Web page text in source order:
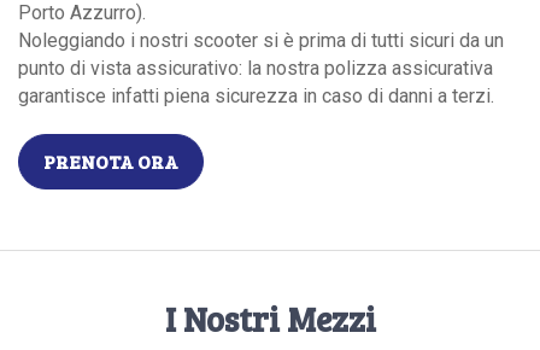
Porto Azzurro).
Noleggiando i nostri scooter si è prima di tutti sicuri da un
punto di vista assicurativo: la nostra polizza assicurativa
garantisce infatti piena sicurezza in caso di danni a terzi.
PRENOTA ORA
I Nostri Mezzi